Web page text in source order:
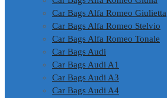
Car Bags Alfa Romeo Giulietta
Car Bags Alfa Romeo Stelvio
Car Bags Alfa Romeo Tonale
Car Bags Audi
Car Bags Audi A1
Car Bags Audi A3
Car Bags Audi A4